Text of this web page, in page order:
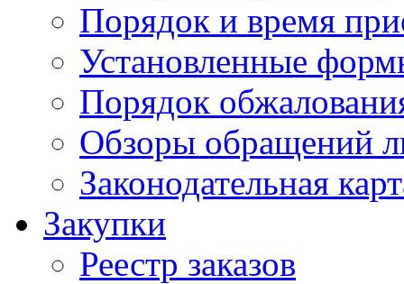
Порядок и время
Установленные
Порядок
Обзоры обращений
Законодательная
Закупки
Реестр заказов